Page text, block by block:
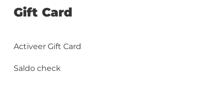
Gift Card
Activeer Gift Card
Saldo check